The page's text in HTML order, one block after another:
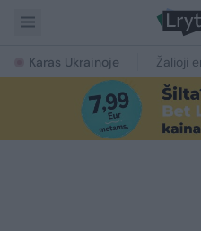
Karas Ukrainoje Žalioji